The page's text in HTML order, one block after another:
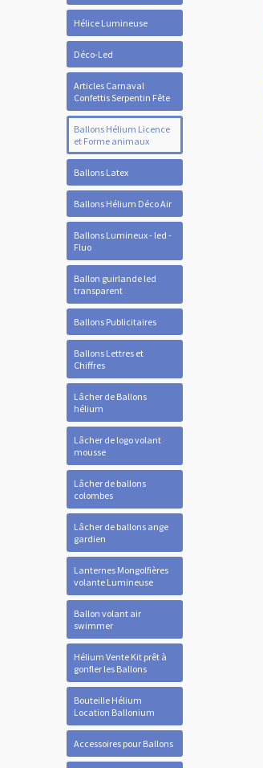
Hélice Lumineuse
Déco-Led
Articles Carnaval
Confettis Serpentin Fête
Ballons Hélium Licence
et Forme animaux
Ballons Latex
Ballons Hélium Déco Air
Ballons Lumineux - led -
Fluo
Ballon guirlande led
transparent
Ballons Publicitaires
Ballons Lettres et
Chiffres
Lâcher de Ballons
hélium
Lâcher de logo volant
mousse
Lâcher de ballons
colombes
Lâcher de ballons ange
gardien
Lanternes Mongolfières
volante Lumineuse
Ballon volant air
swimmer
Hélium Vente Kit prêt à
gonfler les Ballons
Bouteille Hélium
Location Ballonium
Accessoires pour Ballons